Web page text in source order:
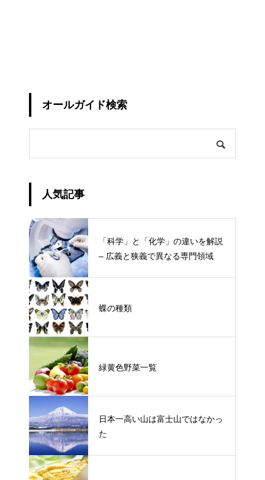
オールガイド検索
人気記事
「科学」と「化学」の違いを解説
– 広義と狭義で異なる専門領域
蝶の種類
緑黄色野菜一覧
日本一高い山は富士山ではなかっ
た